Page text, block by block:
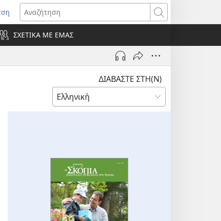
Αναζήτηση
ΣΧΕΤΙΚΑ ΜΕ ΕΜΑΣ
ΔΙΑΒΑΣΤΕ ΣΤΗ(Ν)